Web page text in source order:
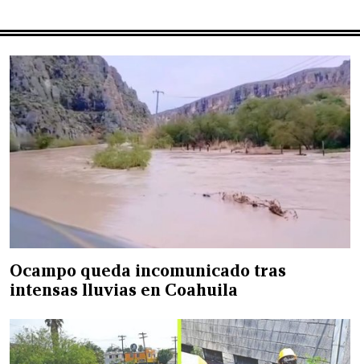
Ocampo queda incomunicado tras
intensas lluvias en Coahuila